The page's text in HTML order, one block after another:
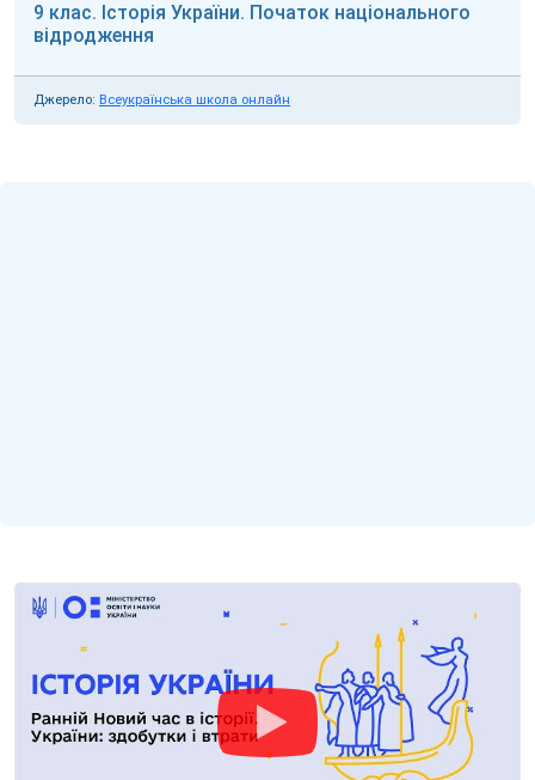
9 клас. Історія України. Початок національного
відродження
Джерело: Всеукраїнська школа онлайн